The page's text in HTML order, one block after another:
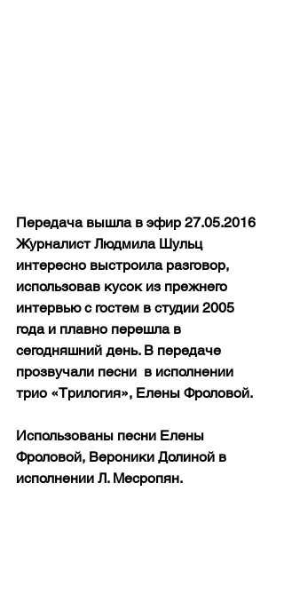
Передача вышла в эфир 27.05.2016
Журналист Людмила Шульц
интересно выстроила разговор,
использовав кусок из прежнего
интервью с гостем в студии 2005
года и плавно перешла в
сегодняшний день. В передаче
прозвучали песни  в исполнении
трио «Трилогия», Елены Фроловой.
Использованы песни Елены
Фроловой, Вероники Долиной в
исполнении Л. Месропян.